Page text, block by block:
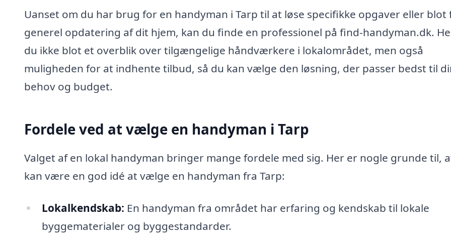
Uanset om du har brug for en handyman i Tarp til at løse specifikke opgaver eller blot
generel opdatering af dit hjem, kan du finde en professionel på find-handyman.dk.
du ikke blot et overblik over tilgængelige håndværkere i lokalområdet, men også
muligheden for at indhente tilbud, så du kan vælge den løsning, der passer bedst til
behov og budget.
Fordele ved at vælge en handyman i Tarp
Valget af en lokal handyman bringer mange fordele med sig. Her er nogle grunde til,
kan være en god idé at vælge en handyman fra Tarp:
Lokalkendskab: En handyman fra området har erfaring og kendskab til lokale
byggematerialer og byggestandarder.